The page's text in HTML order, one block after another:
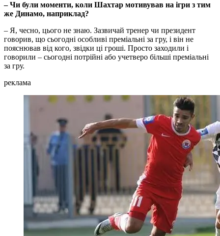
– Чи були моменти, коли Шахтар мотивував на ігри з тим
же Динамо, наприклад?
– Я, чесно, цього не знаю. Зазвичай тренер чи президент
говорив, що сьогодні особливі преміальні за гру, і він не
пояснював від кого, звідки ці гроші. Просто заходили і
говорили – сьогодні потрійні або учетверо більші преміальні
за гру.
реклама